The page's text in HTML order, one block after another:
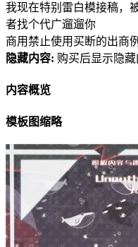
我现在特别雷白模接稿，
者找个代广遛遛你
商用禁止使用买断的出商
隐藏内容: 购买后显示隐
内容概览
模板图缩略